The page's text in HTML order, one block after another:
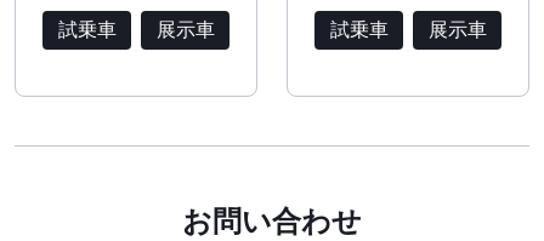
試乗車 展示車 試乗車 展示車
お問い合わせ